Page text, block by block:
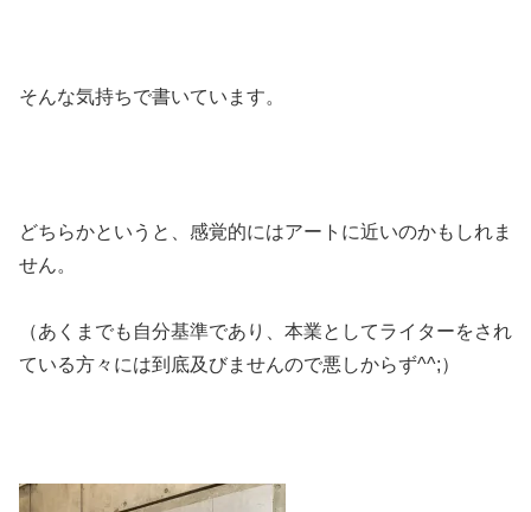
そんな気持ちで書いています。
どちらかというと、感覚的にはアートに近いのかもしれま
せん。
（あくまでも自分基準であり、本業としてライターをされ
ている方々には到底及びませんので悪しからず^^;）